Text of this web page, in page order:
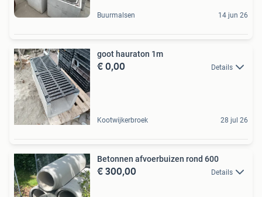
Buurmalsen 14 jun 26
goot hauraton 1m
€ 0,00 Details
Kootwijkerbroek 28 jul 26
Betonnen afvoerbuizen rond 600
€ 300,00 Details